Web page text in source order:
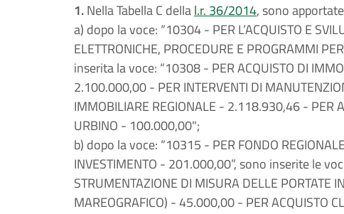
1.Nella Tabella C dellal.r. 36/2014, sono
a) dopo la voce: “10304 - PER L’ACQUISTO E
ELETTRONICHE, PROCEDURE E PROGRAMMI
inserita la voce: “10308 - PER ACQUISTO DI
2.100.000,00 - PER INTERVENTI DI
IMMOBILIARE REGIONALE - 2.118.930,46 - PER
URBINO - 100.000,00";
b) dopo la voce: “10315 - PER FONDO
INVESTIMENTO - 201.000,00”, sono inserite le
STRUMENTAZIONE DI MISURA DELLE PORTATE
MAREOGRAFICO) - 45.000,00 - PER ACQUISTO